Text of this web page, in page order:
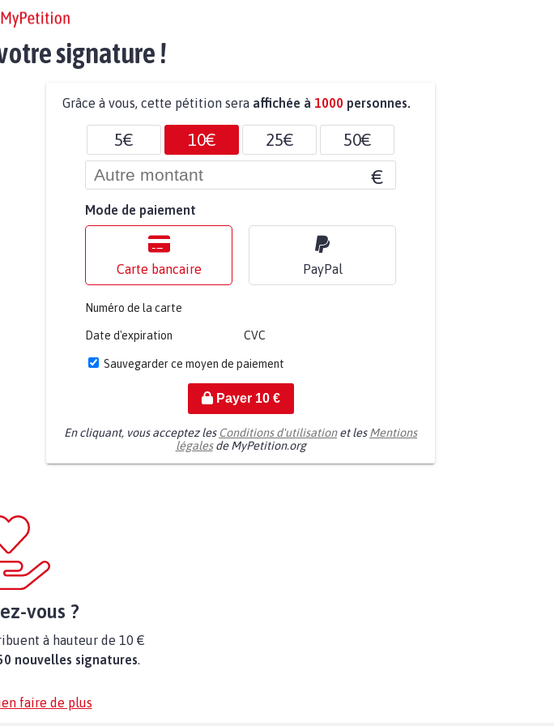
signature !
Grâce à vous, cette pétition sera affichée à 1000 personnes.
5€ 10€ 25€ 50€
€
Mode de paiement
Carte bancaire PayPal
Numéro de la carte
Date d'expiration CVC
Sauvegarder ce moyen de paiement
Payer 10€
En cliquant, vous acceptez les Conditions d'utilisationet lesMentions
légalesde MyPetition.org
vous ?
à hauteur de 10 €
nouvelles signatures.
faire de plus